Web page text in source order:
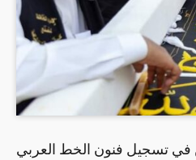
في تسجيل فنون الخط العربي